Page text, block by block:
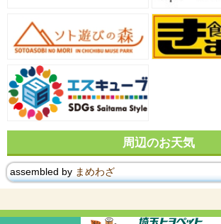
周辺のお天気
assembled by まめわざ